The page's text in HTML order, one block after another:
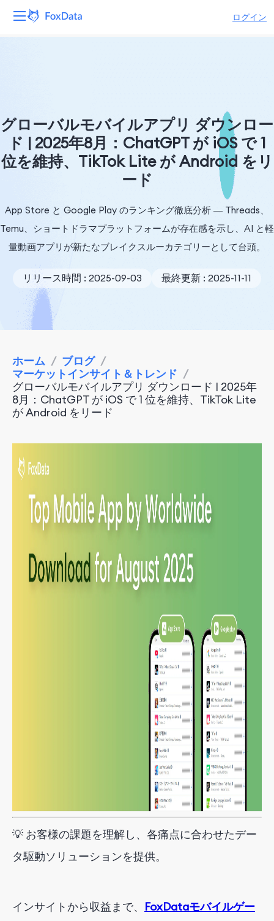
ログイン
ソリューション
リソース
会社
グローバルモバイルアプリ ダウンロー
ド | 2025年8月：ChatGPT が iOS で 1
位を維持、TikTok Lite が Android をリ
ード
App Store と Google Play のランキング徹底分析 ― Threads、
Temu、ショートドラマプラットフォームが存在感を示し、AI と軽
量動画アプリが新たなブレイクスルーカテゴリーとして台頭。
リリース時間 : 2025-09-03 最終更新 : 2025-11-11
ホーム / ブログ /
マーケットインサイト＆トレンド /
グローバルモバイルアプリ ダウンロード | 2025年
8月：ChatGPT が iOS で 1 位を維持、TikTok Lite
が Android をリード
💡 お客様の課題を理解し、各痛点に合わせたデー
タ駆動ソリューションを提供。
インサイトから収益まで、 FoxDataモバイルゲー